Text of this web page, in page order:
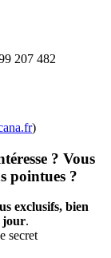
207 482
)
? Vous
pointues ?
exclusifs, bien
jour.
secret